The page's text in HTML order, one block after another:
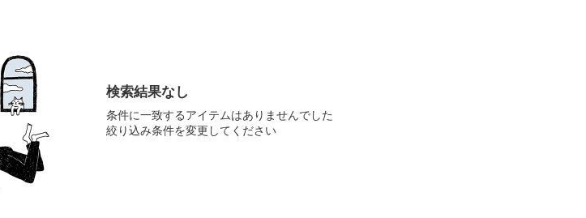
検索結果なし
条件に一致するアイテムはありませんでした
絞り込み条件を変更してください